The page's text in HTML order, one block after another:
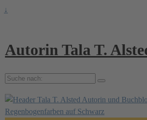
↓
Autorin Tala T.
Suche